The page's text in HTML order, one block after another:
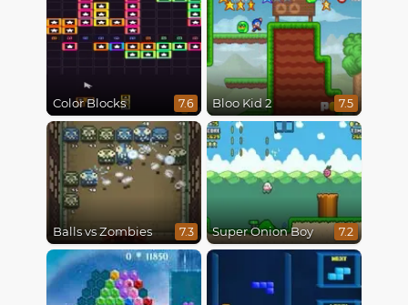
Color Blocks 7.6 Bloo Kid 2 7.5
Balls vs Zombies 7.3 Super Onion Boy 7.2